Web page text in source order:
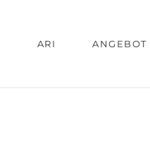
ARI ANGEBOT